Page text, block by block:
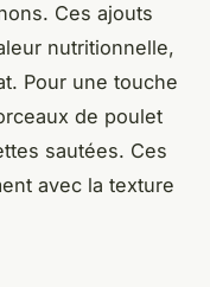
Ces ajouts
nutritionnelle,
Pour une touche
de poulet
sautées. Ces
avec la texture